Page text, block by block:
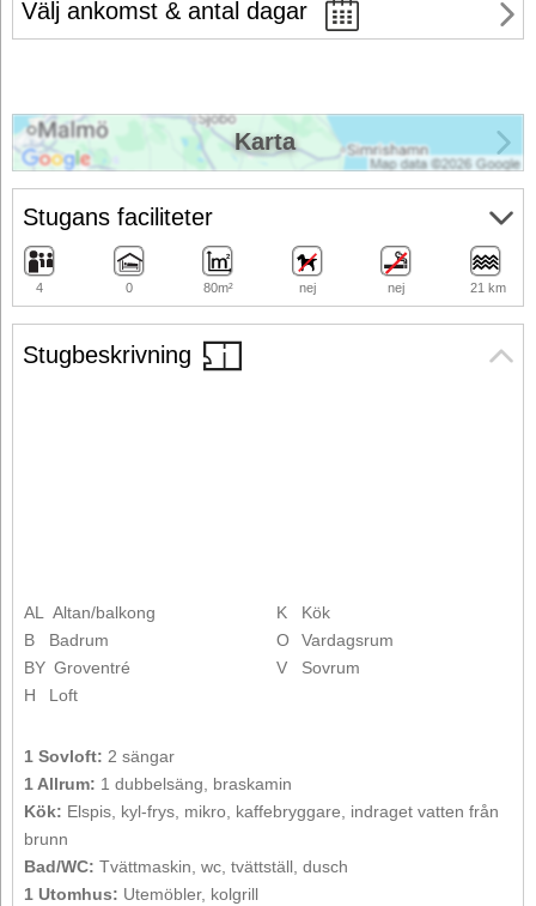
Välj ankomst & antal dagar
Stugbeskrivning
AL Altan/balkong
B
Badrum
BY Groventré
H
Loft
K
Kök
O
Vardagsrum
V
Sovrum
1 Sovloft: 2 sängar
1 Allrum: 1 dubbelsäng, braskamin
Kök: Elspis, kyl-frys, mikro, kaffebryggare, indraget vatten från
brunn
Bad/WC: Tvättmaskin, wc, tvättställ, dusch
1 Utomhus: Utemöbler, kolgrill
Stugans faciliteter
4 0 80m² nej nej 21 km
Karta